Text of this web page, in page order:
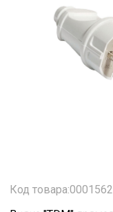
Код